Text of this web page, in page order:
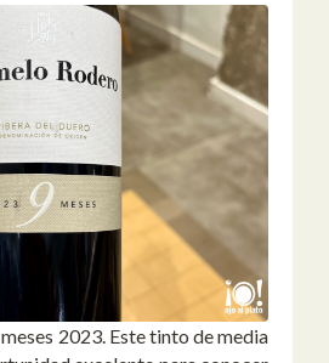
2023. Este tinto de media